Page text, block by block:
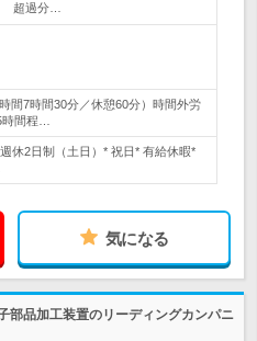
超過分…
間7時間30分／休憩60分）時間外労
間程…
休2日制（土日）* 祝日* 有給休暇*
気になる
部品加工装置のリーディングカンパニ